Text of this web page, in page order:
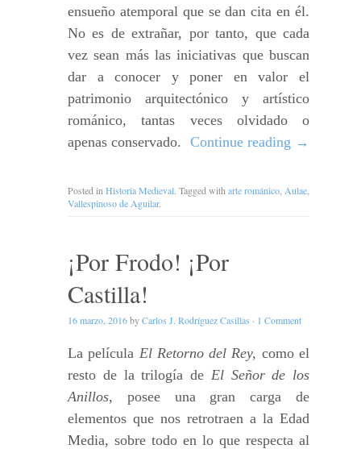
ensueño atemporal que se dan cita en él.
No es de extrañar, por tanto, que cada
vez sean más las iniciativas que buscan
dar a conocer y poner en valor el
patrimonio arquitectónico y artístico
románico, tantas veces olvidado o
apenas conservado. Continue reading →
Posted in Historia Medieval. Tagged with arte románico Aulae
Vallespinoso de Aguilar.
¡Por Frodo! ¡Por
Castilla!
16 marzo, 2016byCarlos J. Rodríguez Casillas · 1 Comment
La película El Retorno del Rey, como el
resto de la trilogía de El Señor de los
Anillos, posee una gran carga de
elementos que nos retrotraen a la Edad
Media, sobre todo en lo que respecta al